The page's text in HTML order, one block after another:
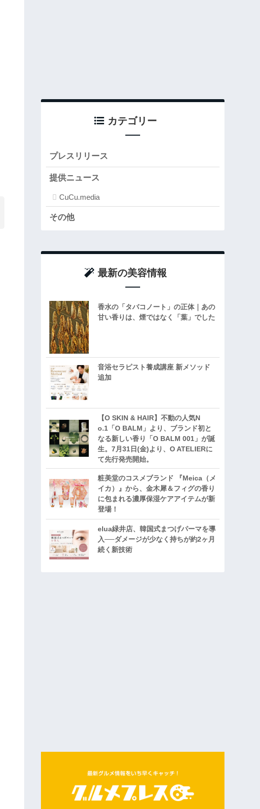
カテゴリー
プレスリリース
提供ニュース
CuCu.media
その他
最新の美容情報
香水の「タバコノート」の正体｜あの
甘い香りは、煙ではなく「葉」でした
音浴セラピスト養成講座 新メソッド
追加
【O SKIN & HAIR】不動の人気N
o.1「O BALM」より、ブランド初と
なる新しい香り「O BALM 001」が誕
生。7月31日(金)より、O ATELIERに
て先行発売開始。
粧美堂のコスメブランド 『Meica（メ
イカ）』から、金木犀＆フィグの香り
に包まれる濃厚保湿ケアアイテムが新
登場！
elua緑井店、韓国式まつげパーマを導
入──ダメージが少なく持ちが約2ヶ月
続く新技術